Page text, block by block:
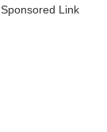
Sponsored Link